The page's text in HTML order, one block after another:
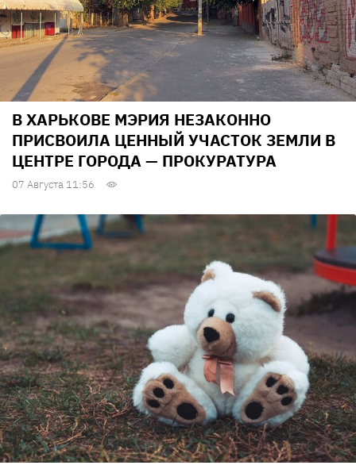
В ХАРЬКОВЕ МЭРИЯ НЕЗАКОННО
ПРИСВОИЛА ЦЕННЫЙ УЧАСТОК ЗЕМЛИ В
ЦЕНТРЕ ГОРОДА — ПРОКУРАТУРА
07 Августа 11:56